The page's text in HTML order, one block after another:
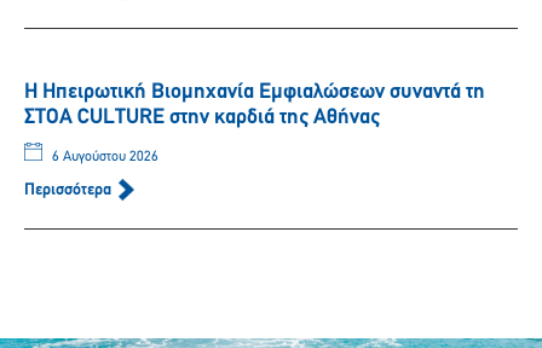
Η Ηπειρωτική Βιομηχανία Εμφιαλώσεων συναντά τη
ΣΤΟΑ CULTURE στην καρδιά της Αθήνας
6 Αυγούστου 2026
Περισσότερα